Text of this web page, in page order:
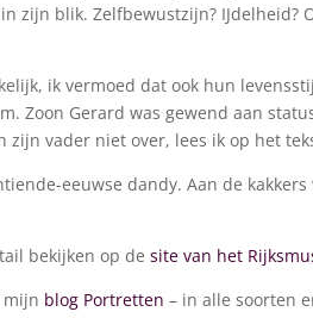
zijn blik. Zelfbewustzijn? IJdelheid?
ik vermoed dat ook hun
Zoon Gerard was gewend aan
vader niet over, lees ik op het
eeuwse dandy. Aan de
bekijken op de site van het
mijn blog Portretten – in alle soorten